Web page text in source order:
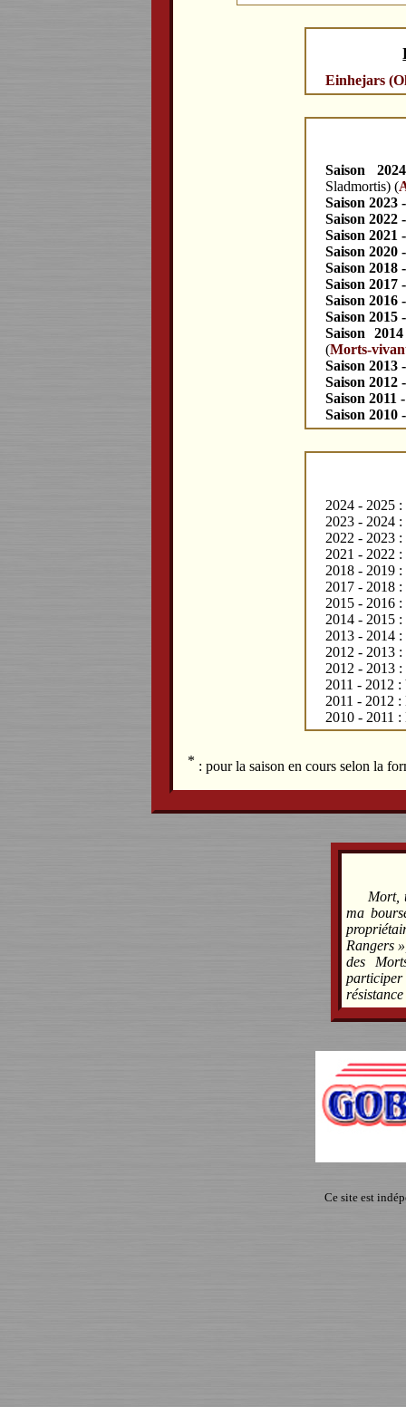
Einhejars
Saison
Sladmortis) (
Saison 2023
Saison 2022
Saison 2021
Saison 2020
Saison 2018
Saison 2017
Saison 2016
Saison 2015
Saison
(Morts-
Saison 2013
Saison 2012
Saison 2011
Saison 2010
2024 - 2025
2023 - 2024
2022 - 2023
2021 - 2022
2018 - 2019
2017 - 2018
2015 - 2016
2014 - 2015
2013 - 2014
2012 - 2013
2012 - 2013
2011 - 2012 :
2011 - 2012 :
2010 - 2011
* : pour la saison en cours selon la
Mort,
ma
Rangers
des
Ce site est